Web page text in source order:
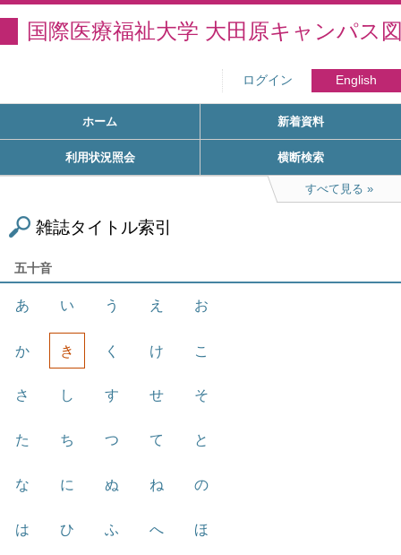
国際医療福祉大学 大田原キャンパス
ログイン English
ホーム 新着資料
利用状況照会 横断検索
すべて見る
雑誌タイトル索引
五十音
あ い う え お
か き く け こ
さ し す せ そ
た ち つ て と
な に ぬ ね の
は ひ ふ へ ほ